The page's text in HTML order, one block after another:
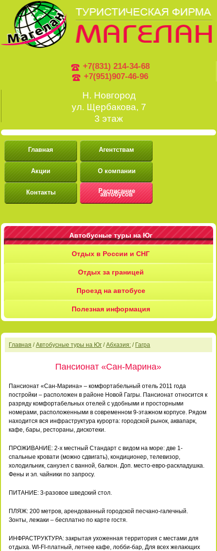
+7(831) 214-34-68
+7(951)907-46-96
Н. Новгород
ул. Щербакова, 7
3 этаж
Главная Агентствам
Акции О компании
Контакты Расписание
автобусов
Автобусные туры на Юг
Отдых в России и СНГ
Отдых за границей
Проезд на автобусе
Полезная информация
Главная /Автобусные туры на Юг /Абхазия: / Гагра
Пансионат «Сан-Марина»
Пансионат «Сан-Марина» – комфортабельный отель 2011 года
постройки – расположен в районе Новой Гагры. Пансионат относится к
разряду комфортабельных отелей с удобными и просторными
номерами, расположенными в современном 9-этажном корпусе. Рядом
находится вся инфраструктура курорта: городской рынок, аквапарк,
кафе, бары, рестораны, дискотеки.
ПРОЖИВАНИЕ: 2-х местный Стандарт с видом на море: две 1-
спальные кровати (можно сдвигать), кондиционер, телевизор,
холодильник, санузел с ванной, балкон. Доп. место-евро-раскладушка.
Фены и эл. чайники по запросу.
ПИТАНИЕ: 3-разовое шведский стол.
ПЛЯЖ: 200 метров, арендованный городской песчано-галечный.
Зонты, лежаки – бесплатно по карте гостя.
ИНФРАСТРУКТУРА: закрытая ухоженная территория с местами для
отдыха. WI-FI-платный, летнее кафе, лобби-бар, Для всех желающих